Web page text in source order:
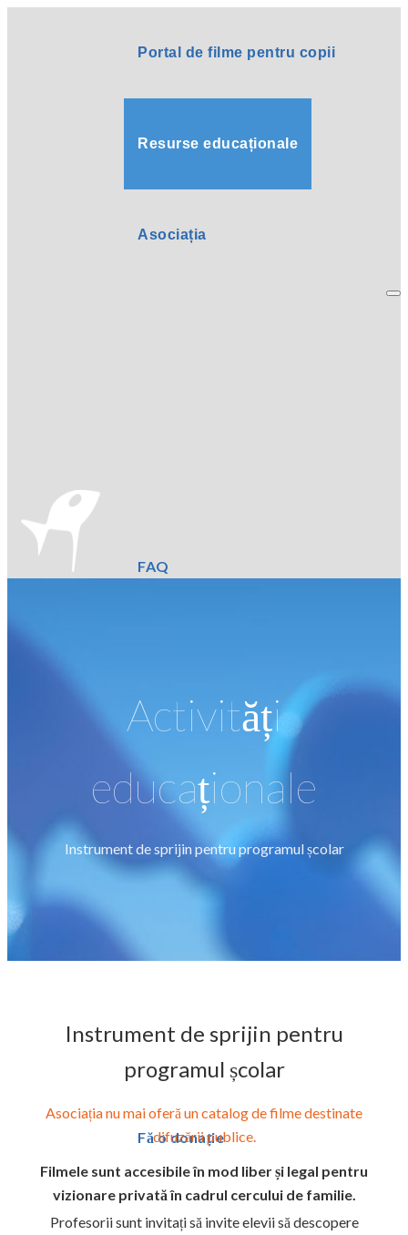
Portal de filme pentru copii
Resurse educaționale
Asociația
FAQ
Fă o donație
Activități
educaționale
Instrument de sprijin pentru programul școlar
Instrument de sprijin pentru
programul școlar
Asociația nu mai oferă un catalog de filme destinate
difuzării publice.
Filmele sunt accesibile în mod liber și legal pentru
vizionare privată în cadrul cercului de familie.
Profesorii sunt invitați să invite elevii să descopere